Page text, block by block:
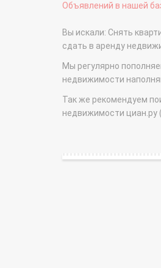
Объявлений в нашей
Вы искали: Снять
сдать в аренду
Мы регулярно
недвижимости
Так же рекомендуем
недвижимости циан.ру